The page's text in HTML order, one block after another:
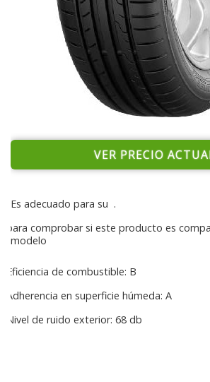
VER PRECIO
Es adecuado para su .
para comprobar si este producto es
modelo
Eficiencia de combustible: B
Adherencia en superficie húmeda: A
Nivel de ruido exterior: 68 db